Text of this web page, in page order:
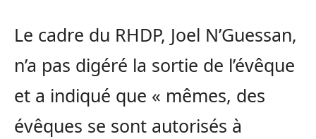
Le cadre du RHDP, Joel N’Guessan,
n’a pas digéré la sortie de l’évêque
et a indiqué que « mêmes, des
évêques se sont autorisés à